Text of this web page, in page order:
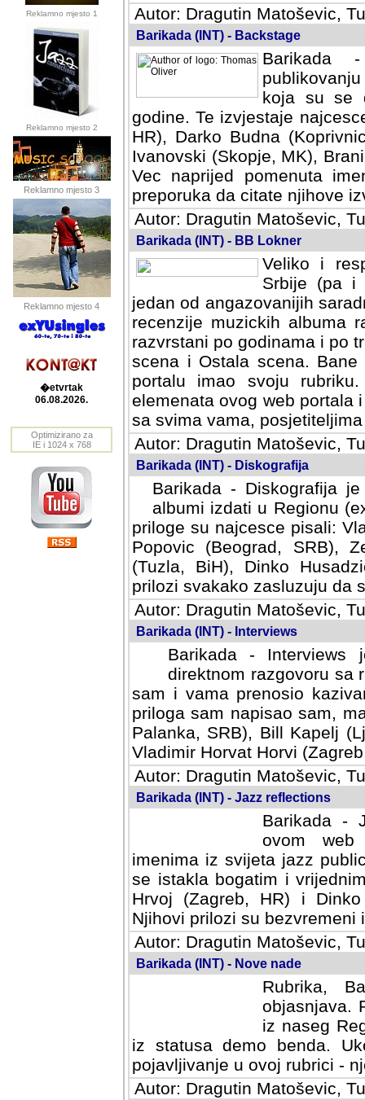
Reklamno mjesto 1
Reklamno mjesto 2
Reklamno mjesto 3
Reklamno mjesto 4
�etvrtak
06.08.2026.
Optimizirano za
IE i 1024 x 768
Autor: Dragutin Matoševic,
Barikada (INT) - Backstage
Barikada
koja su se
godine. Te izvjestaje
HR), Darko Budna
Ivanovski (Skopje, MK),
Vec naprijed pomenuta
preporuka da citate njihove
Autor: Dragutin Matoševic,
Barikada (INT) - BB Lokner
Veliko i
Srbije (pa i
jedan od angazovanijih
recenzije muzickih albuma
razvrstani po godinama i po
scena i Ostala scena.
portalu imao svoju
elemenata ovog web portala
sa svima vama,
Autor: Dragutin Matoševic,
Barikada (INT) - Diskografija
Barikada - Diskografija
albumi izdati u Regionu
priloge su najcesce pisali:
Popovic (Beograd, SRB),
(Tuzla, BiH), Dinko
prilozi svakako zasluzuju da
Autor: Dragutin Matoševic,
Barikada (INT) - Interviews
Barikada -
direktnom razgovoru sa
sam i vama prenosio
priloga sam napisao sam,
Palanka, SRB), Bill Kapelj
Vladimir Horvat Horvi
Autor: Dragutin Matoševic,
Barikada (INT) - Jazz reflections
Barikada -
ovom web
imenima iz svijeta jazz
se istakla bogatim i
Hrvoj (Zagreb, HR) i
Njihovi prilozi su bezvremeni
Autor: Dragutin Matoševic,
Barikada (INT) - Nove nade
Rubrika,
objasnjava.
iz naseg
iz statusa demo benda.
pojavljivanje u ovoj rubrici -
Autor: Dragutin Matoševic,